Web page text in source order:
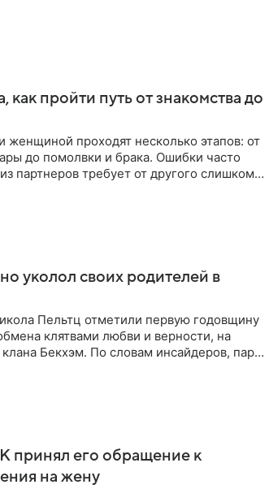
как пройти путь от знакомства до
проходят несколько этапов: от
до помолвки и брака. Ошибки часто
партнеров требует от другого слишком
уколол своих родителей в
Пельтц отметили первую годовщину
клятвами любви и верности, на
Бекхэм. По словам инсайдеров, пара
принял его обращение к
на жену